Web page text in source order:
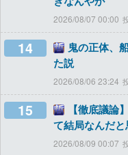
2026/08/07 00:00
14
鬼の正体、
た説
2026/08/06 23:24
15
【徹底議論
て結局なんだと
2026/08/09 00:07